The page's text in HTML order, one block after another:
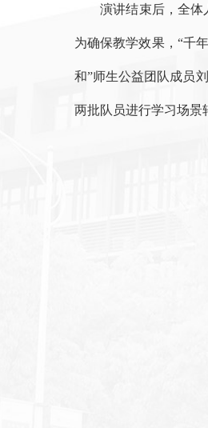
演讲结束后，全体
为确保教学效果，“千
和”师生公益团队成员
两批队员进行学习场景